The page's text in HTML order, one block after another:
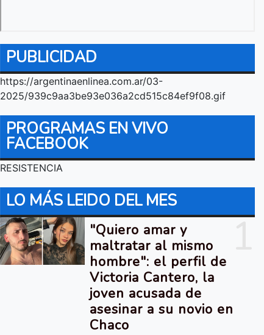
PUBLICIDAD
https://argentinaenlinea.com.ar/03-
2025/939c9aa3be93e036a2cd515c84ef9f08.gif
PROGRAMAS EN VIVO
FACEBOOK
RESISTENCIA
LO MÁS LEIDO DEL MES
"Quiero amar y
maltratar al mismo
hombre": el perfil de
Victoria Cantero, la
joven acusada de
asesinar a su novio en
Chaco